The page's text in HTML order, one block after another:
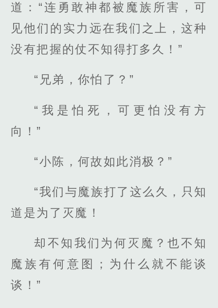
道：“连勇敢神都被魔族所害，可
见他们的实力远在我们之上，这种
没有把握的仗不知得打多久！”
“兄弟，你怕了？”
“我是怕死，可更怕没有方
向！”
“小陈，何故如此消极？”
“我们与魔族打了这么久，只知
道是为了灭魔！
却不知我们为何灭魔？也不知
魔族有何意图；为什么就不能谈
谈！”